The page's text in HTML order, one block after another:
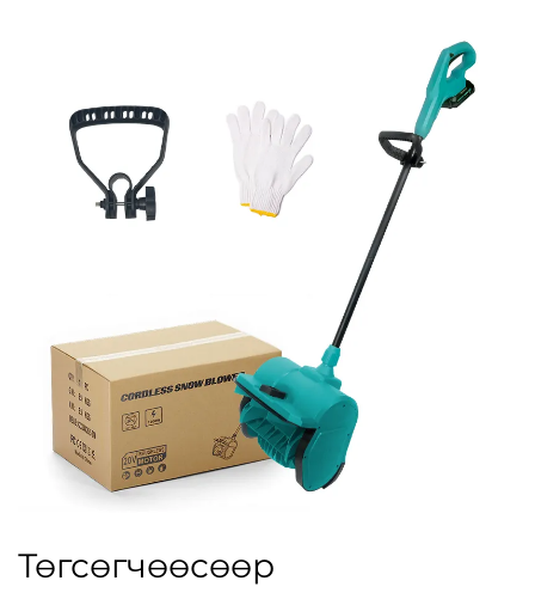
Төгсөгчөөсөөр